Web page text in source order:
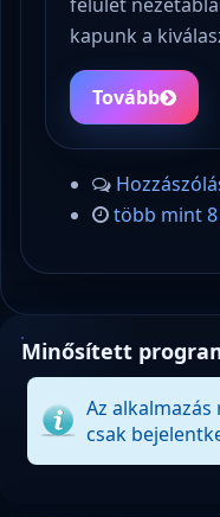
kapunk a
Tovább
több mint
Minősített
Az
csak